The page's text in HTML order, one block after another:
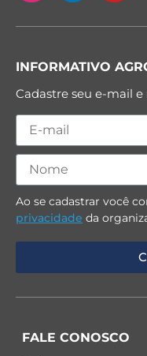
INFORMATIVO
Cadastre seu e-mail e
Ao se cadastrar você
privacidade da
FALE CONOSCO